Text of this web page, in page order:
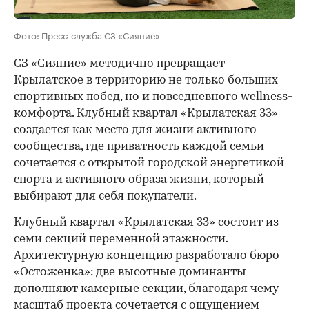
Фото: Пресс-служба СЗ «Сияние»
СЗ «Сияние» методично превращает
Крылатское в территорию не только больших
спортивных побед, но и повседневного wellness-
комфорта. Клубный квартал «Крылатская 33»
создается как место для жизни активного
сообщества, где приватность каждой семьи
сочетается с открытой городской энергетикой
спорта и активного образа жизни, который
выбирают для себя покупатели.
Клубный квартал «Крылатская 33» состоит из
семи секций переменной этажности.
Архитектурную концепцию разработало бюро
«Остоженка»: две высотные доминанты
дополняют камерные секции, благодаря чему
масштаб проекта сочетается с ощущением